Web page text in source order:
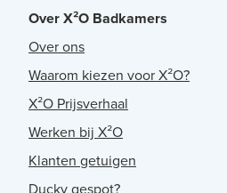
Over X²O Badkamers
Over ons
Waarom kiezen voor X²O?
X²O Prijsverhaal
Werken bij X²O
Klanten getuigen
Ducky gespot?